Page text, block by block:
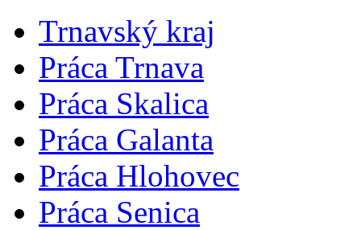
Trnavský kraj
Práca Trnava
Práca Skalica
Práca Galanta
Práca Hlohovec
Práca Senica